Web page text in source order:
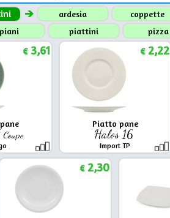
ardesia coppette
piani piattini pizza
Coupe
€3,61
Piatto pane
Halos 16
Import TP
€2,22
€2,30